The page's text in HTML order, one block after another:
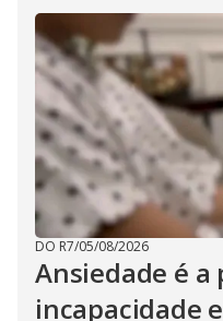
DO R7/05/08/2026
Ansiedade é a
incapacidade